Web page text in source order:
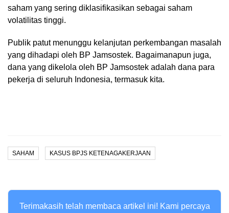
saham yang sering diklasifikasikan sebagai saham
volatilitas tinggi.
Publik patut menunggu kelanjutan perkembangan masalah
yang dihadapi oleh BP Jamsostek. Bagaimanapun juga,
dana yang dikelola oleh BP Jamsostek adalah dana para
pekerja di seluruh Indonesia, termasuk kita.
SAHAM KASUS BPJS KETENAGAKERJAAN
Terimakasih telah membaca artikel ini! Kami percaya